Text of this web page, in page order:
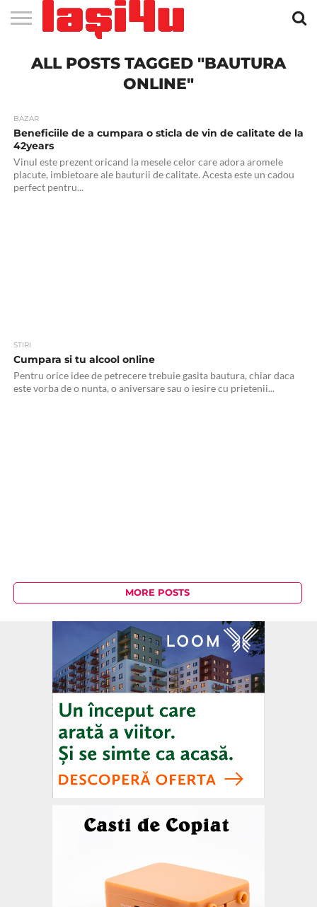
STIRI
APARTAMENTE
NOI IASI
STIRI
IASI
JOBS
IN
FILME
LA
CLUBURI /
DISCOTECI
BARURI /
CAFENELE
SALI DE
FORTA
SALOANE DE
INFRUMUSETARE
AGENTII
DE
RESTAURANTE
IN IASI
PIZZA
IN
PISCINA
IN IASI
FLORARII
RADIO
LIVE
SPALATORII
AUTO
TRACTARI
AUTO
TAXI
IN
CINEMA
TEATRU
HOTELURI
/
TEREN
SPORTIV
TEREN
TENIS
FARMACII
NON
COFFEE-
TO-GO
FIRME DE
PUBLICITATE
RENT
A
ALL POSTS TAGGED "BAUTURA
ONLINE"
BAZAR
Beneficiile de a cumpara o sticla de vin de calitate de la
42years
Vinul este prezent oricand la mesele celor care adora aromele
placute, imbietoare ale bauturii de calitate. Acesta este un cadou
perfect pentru...
STIRI
Cumpara si tu alcool online
Pentru orice idee de petrecere trebuie gasita bautura, chiar daca
este vorba de o nunta, o aniversare sau o iesire cu prietenii...
MORE POSTS